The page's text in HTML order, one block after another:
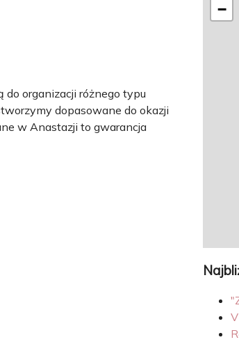
organizacji różnego typu
dopasowane do okazji
w Anastazji to gwarancja
−